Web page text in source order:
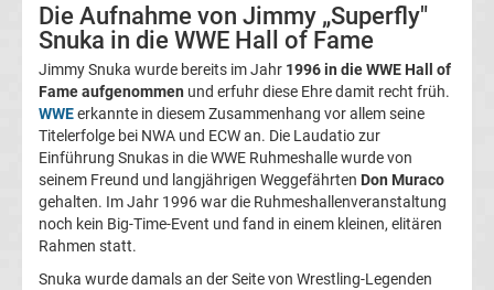
Telekom
Eishockey
live
im
Die Aufnahme von Jimmy „Superfly"
Snuka in die WWE Hall of Fame
Jimmy Snuka wurde bereits im Jahr 1996 in die WWE Hall of
Fame aufgenommen und erfuhr diese Ehre damit recht früh.
WWEerkannte in diesem Zusammenhang vor allem seine
Titelerfolge bei NWA und ECW an. Die Laudatio zur
Einführung Snukas in die WWE Ruhmeshalle wurde von
seinem Freund und langjährigen Weggefährten Don Muraco
gehalten. Im Jahr 1996 war die Ruhmeshallenveranstaltung
noch kein Big-Time-Event und fand in einem kleinen, elitären
Rahmen statt.
Snuka wurde damals an der Seite von Wrestling-Legenden